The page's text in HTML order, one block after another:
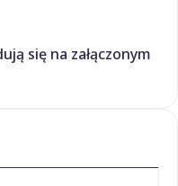
się na załączonym